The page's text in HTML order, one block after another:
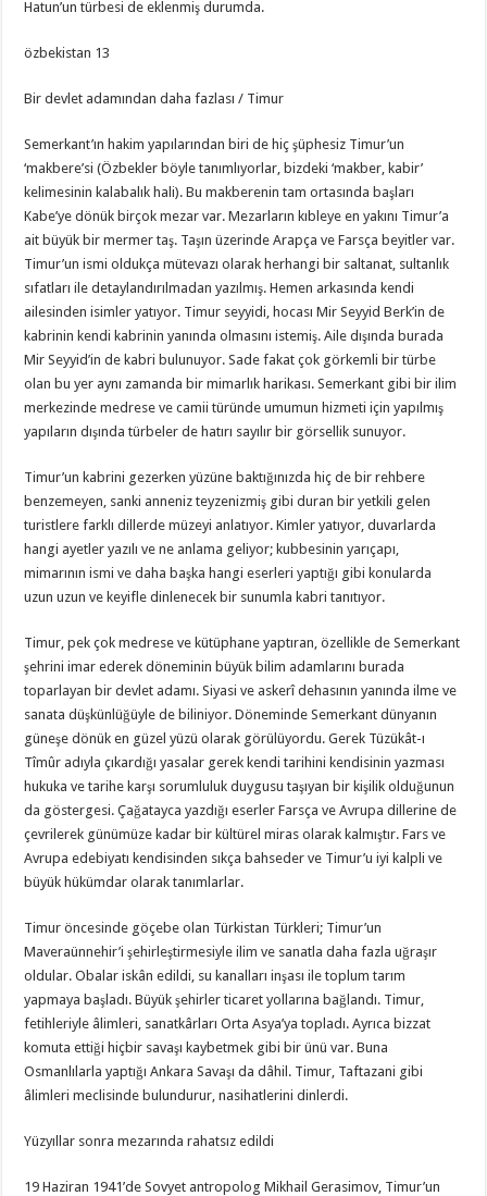
Hatun’un türbesi de eklenmiş durumda.
özbekistan 13
Bir devlet adamından daha fazlası / Timur
Semerkant’ın hakim yapılarından biri de hiç şüphesiz Timur’un
‘makbere’si (Özbekler böyle tanımlıyorlar, bizdeki ‘makber, kabir’
kelimesinin kalabalık hali). Bu makberenin tam ortasında başları
Kabe’ye dönük birçok mezar var. Mezarların kıbleye en yakını Timur’a
ait büyük bir mermer taş. Taşın üzerinde Arapça ve Farsça beyitler var.
Timur’un ismi oldukça mütevazı olarak herhangi bir saltanat, sultanlık
sıfatları ile detaylandırılmadan yazılmış. Hemen arkasında kendi
ailesinden isimler yatıyor. Timur seyyidi, hocası Mir Seyyid Berk’in de
kabrinin kendi kabrinin yanında olmasını istemiş. Aile dışında burada
Mir Seyyid’in de kabri bulunuyor. Sade fakat çok görkemli bir türbe
olan bu yer aynı zamanda bir mimarlık harikası. Semerkant gibi bir ilim
merkezinde medrese ve camii türünde umumun hizmeti için yapılmış
yapıların dışında türbeler de hatırı sayılır bir görsellik sunuyor.
Timur’un kabrini gezerken yüzüne baktığınızda hiç de bir rehbere
benzemeyen, sanki anneniz teyzenizmiş gibi duran bir yetkili gelen
turistlere farklı dillerde müzeyi anlatıyor. Kimler yatıyor, duvarlarda
hangi ayetler yazılı ve ne anlama geliyor; kubbesinin yarıçapı,
mimarının ismi ve daha başka hangi eserleri yaptığı gibi konularda
uzun uzun ve keyifle dinlenecek bir sunumla kabri tanıtıyor.
Timur, pek çok medrese ve kütüphane yaptıran, özellikle de Semerkant
şehrini imar ederek döneminin büyük bilim adamlarını burada
toparlayan bir devlet adamı. Siyasi ve askerî dehasının yanında ilme ve
sanata düşkünlüğüyle de biliniyor. Döneminde Semerkant dünyanın
güneşe dönük en güzel yüzü olarak görülüyordu. Gerek Tüzükât-ı
Tîmûr adıyla çıkardığı yasalar gerek kendi tarihini kendisinin yazması
hukuka ve tarihe karşı sorumluluk duygusu taşıyan bir kişilik olduğunun
da göstergesi. Çağatayca yazdığı eserler Farsça ve Avrupa dillerine de
çevrilerek günümüze kadar bir kültürel miras olarak kalmıştır. Fars ve
Avrupa edebiyatı kendisinden sıkça bahseder ve Timur’u iyi kalpli ve
büyük hükümdar olarak tanımlarlar.
Timur öncesinde göçebe olan Türkistan Türkleri; Timur’un
Maveraünnehir’i şehirleştirmesiyle ilim ve sanatla daha fazla uğraşır
oldular. Obalar iskân edildi, su kanalları inşası ile toplum tarım
yapmaya başladı. Büyük şehirler ticaret yollarına bağlandı. Timur,
fetihleriyle âlimleri, sanatkârları Orta Asya’ya topladı. Ayrıca bizzat
komuta ettiği hiçbir savaşı kaybetmek gibi bir ünü var. Buna
Osmanlılarla yaptığı Ankara Savaşı da dâhil. Timur, Taftazani gibi
âlimleri meclisinde bulundurur, nasihatlerini dinlerdi.
Yüzyıllar sonra mezarında rahatsız edildi
19 Haziran 1941’de Sovyet antropolog Mikhail Gerasimov, Timur’un